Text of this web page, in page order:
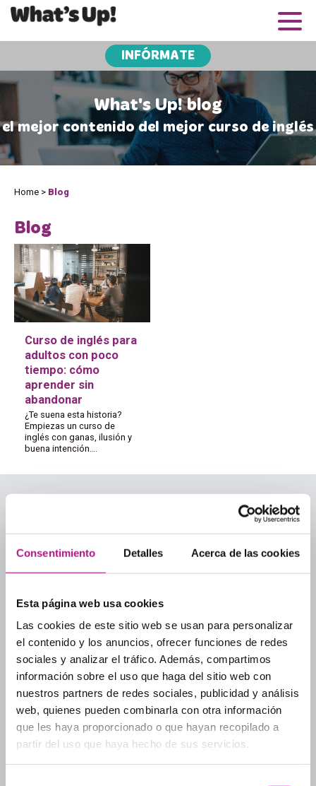
Consentimiento Detalles Acerca de las cookies
Esta página web usa cookies
Las cookies de este sitio web se usan para personalizar
el contenido y los anuncios, ofrecer funciones de redes
sociales y analizar el tráfico. Además, compartimos
información sobre el uso que haga del sitio web con
nuestros partners de redes sociales, publicidad y análisis
web, quienes pueden combinarla con otra información
que les haya proporcionado o que hayan recopilado a
partir del uso que haya hecho de sus servicios.
INFÓRMATE
What's Up! blog
el mejor contenido del mejor curso de inglés
Home > Blog
Blog
Curso de inglés para
adultos con poco
tiempo: cómo
aprender sin
abandonar
¿Te suena esta historia?
Empiezas un curso de
inglés con ganas, ilusión y
buena intención….
Academias de inglés para adultos
Aprender inglés
Culture
Guía para elegir academia
Inglés cotidiano
Inglés para adultos
Inglés para tu día a día profesional
Lección a Lección
Uncategorized
Descarga nuestros ebooks